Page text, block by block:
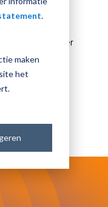
.
maken
het
of schoolleider
welke